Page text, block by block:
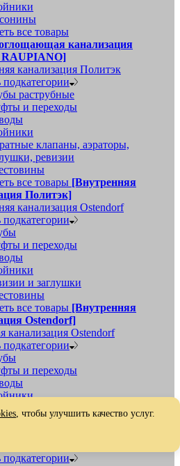
все товары
канализация
канализация Политэк
подкатегории
раструбные
и переходы
клапаны, аэраторы,
ревизии
все товары [Внутренняя
Политэк]
канализация Ostendorf
подкатегории
и переходы
и заглушки
все товары [Внутренняя
Ostendorf]
канализация Ostendorf
подкатегории
и переходы
заглушки, обратные клапаны
все товары[Наружная
подкатегории
, чтобы улучшить качество услуг.